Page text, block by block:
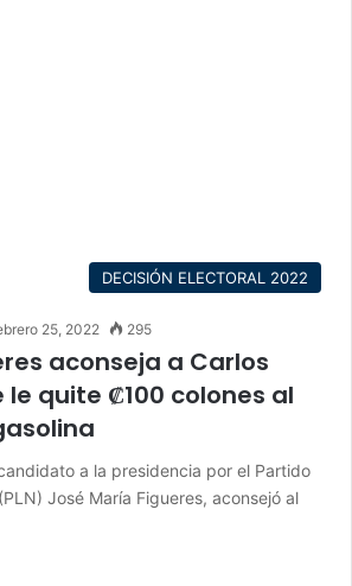
DECISIÓN ELECTORAL 2022
25, 2022 295
aconseja a Carlos
quite ₡100 colones al
a la presidencia por el Partido
José María Figueres, aconsejó al